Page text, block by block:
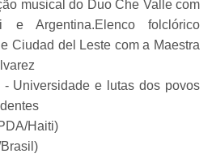
musical do Duo Che Valle com
e Argentina.Elenco folclórico
Ciudad del Leste com a Maestra
Universidade e lutas dos povos
Haiti)